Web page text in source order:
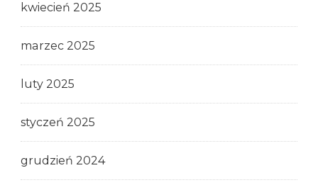
kwiecień 2025
marzec 2025
luty 2025
styczeń 2025
grudzień 2024